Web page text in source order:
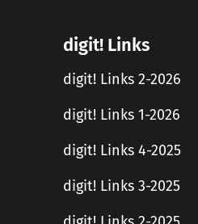
digit! Links
digit! Links 2-2026
digit! Links 1-2026
digit! Links 4-2025
digit! Links 3-2025